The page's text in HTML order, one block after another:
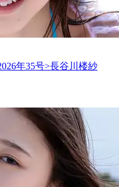
年35号>長谷川楼紗